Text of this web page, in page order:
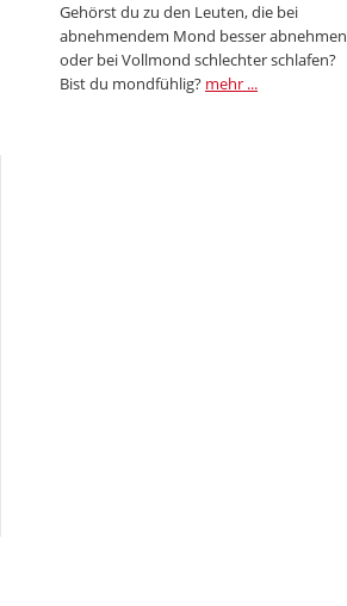
Gehörst du zu den Leuten, die bei
abnehmendem Mond besser abnehmen
oder bei Vollmond schlechter schlafen?
Bist du mondfühlig? mehr ...